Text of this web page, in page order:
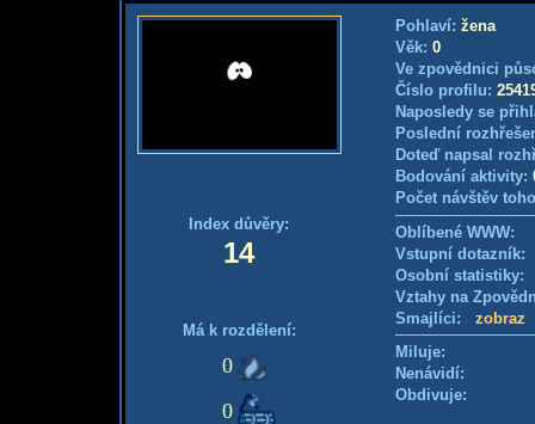
Index důvěry:
14
Má k rozdělení:
0
0
Pohlaví: žena
Věk: 0
Ve zpovědnici
Číslo profilu:
Naposledy se
Poslední
Doteď napsal
Bodování aktivity:
Počet návštěv
Oblíbené WWW:
Vstupní
Osobní
Vztahy na
Smajlíci: zobraz
Miluje:
Nenávidí:
Obdivuje: